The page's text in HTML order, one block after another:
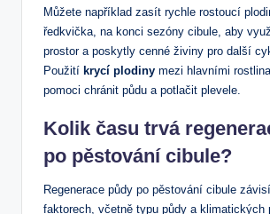
Můžete například zasít rychle rostoucí
ředkvička, na konci sezóny cibule, aby
prostor a poskytly cenné živiny pro další
Použití krycí plodiny mezi hlavními
pomoci chránit půdu a potlačit plevele.
Kolik času trvá
po pěstování cibule?
Regenerace půdy po pěstování cibule
faktorech, včetně typu půdy a klimatických